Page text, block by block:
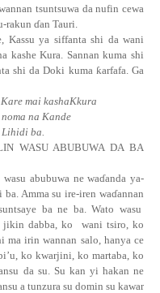
tsuntsuwa da nufin cewa
rakun ɗan Tauri.
Kassu ya siffanta shi da wani
kashe Kura. Sannan kuma shi
shi da Doki kuma ƙarfafa. Ga
mai kashaKkura
na Kande
Lihidi ba.
WASU ABUBUWA DA BA
wasu abubuwa newaɗanda ya-
ba. Amma su ire-iren waɗannan
ba ne ba. Wato wasu
jikin dabba, ko
wani tsiro, ko
ma irin wannan salo, hanya ce
ko kwarjini, ko martaba, ko
da su. Su kan yi hakan ne
a tunzura su domin su kawar